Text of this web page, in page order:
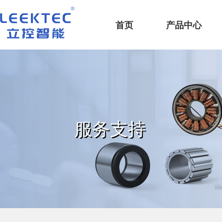
深圳市立控智能科技有限公司
首页
产品中心
服务支持